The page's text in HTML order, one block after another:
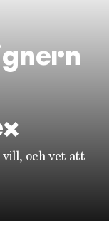
vill, och vet att